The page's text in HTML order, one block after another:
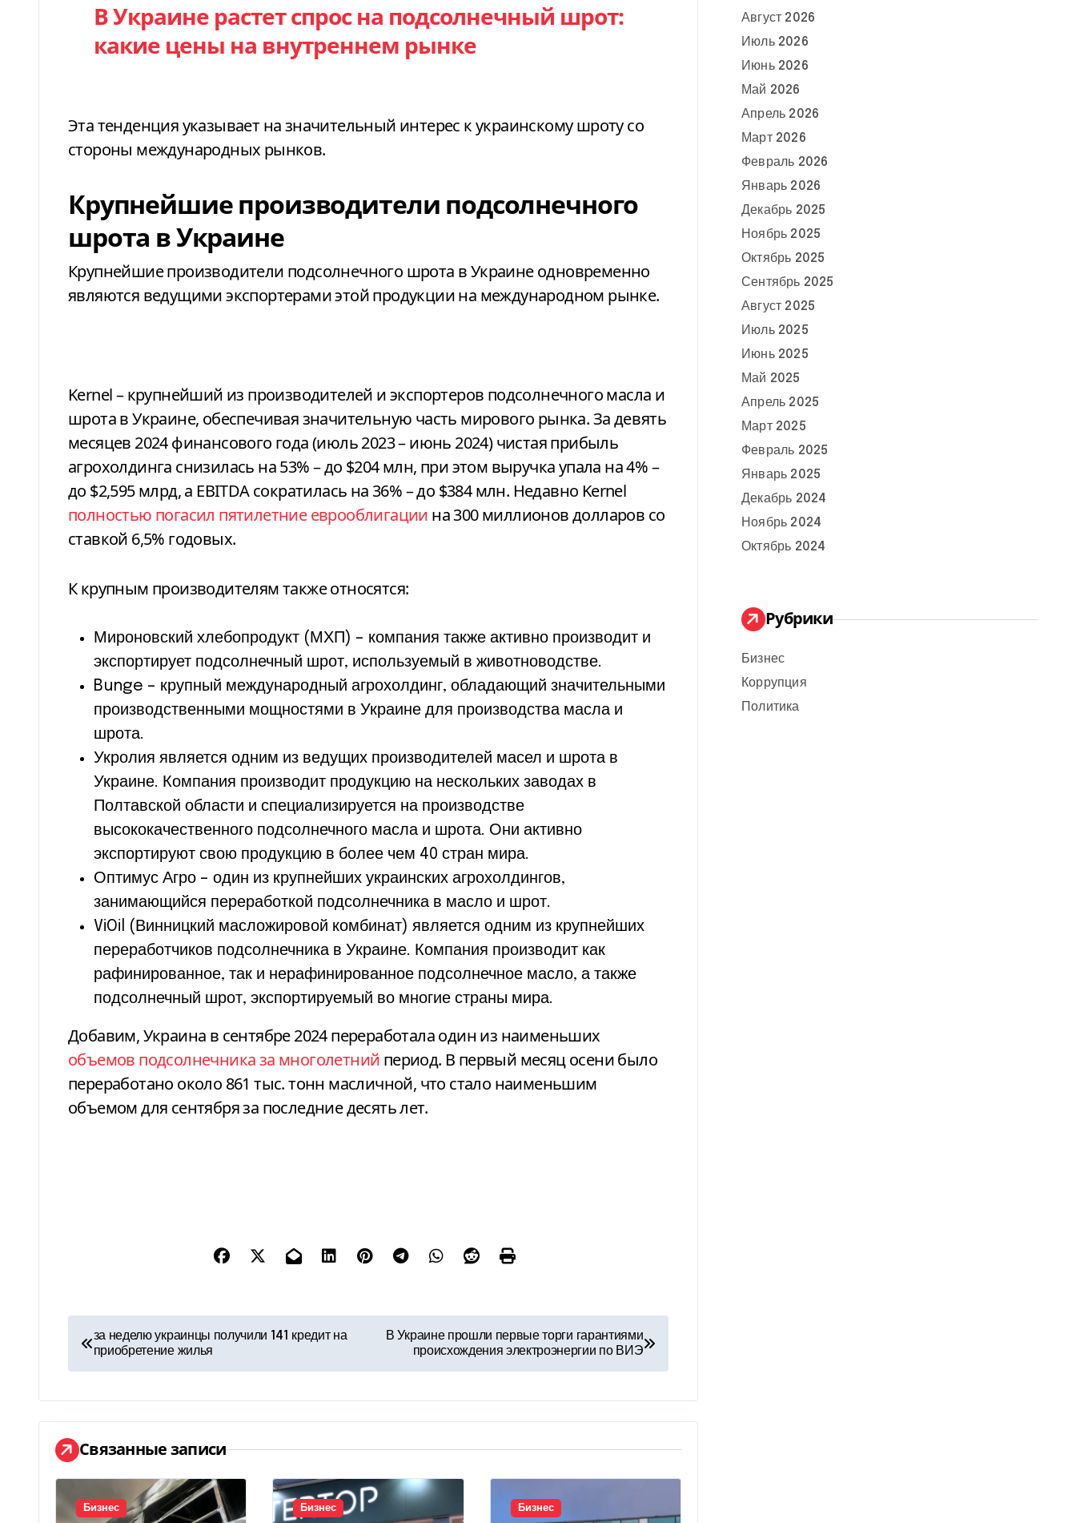
В Украине растет спрос на подсолнечный шрот:
какие цены на внутреннем рынке
Эта тенденция указывает на значительный интерес к украинскому шроту со
стороны международных рынков.
Крупнейшие производители подсолнечного
шрота в Украине
Крупнейшие производители подсолнечного шрота в Украине одновременно
являются ведущими экспортерами этой продукции на международном рынке.
Kernel – крупнейший из производителей и экспортеров подсолнечного масла и
шрота в Украине, обеспечивая значительную часть мирового рынка. За девять
месяцев 2024 финансового года (июль 2023 – июнь 2024) чистая прибыль
агрохолдинга снизилась на 53% – до $204 млн, при этом выручка упала на 4% –
до $2,595 млрд, а EBITDA сократилась на 36% – до $384 млн. Недавно Kernel
полностью погасил пятилетние еврооблигации на 300 миллионов долларов со
ставкой 6,5% годовых.
К крупным производителям также относятся:
Мироновский хлебопродукт (МХП) – компания также активно производит и
экспортирует подсолнечный шрот, используемый в животноводстве.
Bunge – крупный международный агрохолдинг, обладающий значительными
производственными мощностями в Украине для производства масла и
шрота.
Укролия является одним из ведущих производителей масел и шрота в
Украине. Компания производит продукцию на нескольких заводах в
Полтавской области и специализируется на производстве
высококачественного подсолнечного масла и шрота. Они активно
экспортируют свою продукцию в более чем 40 стран мира.
Оптимус Агро – один из крупнейших украинских агрохолдингов,
занимающийся переработкой подсолнечника в масло и шрот.
ViOil (Винницкий масложировой комбинат) является одним из крупнейших
переработчиков подсолнечника в Украине. Компания производит как
рафинированное, так и нерафинированное подсолнечное масло, а также
подсолнечный шрот, экспортируемый во многие страны мира.
Добавим, Украина в сентябре 2024 переработала один из наименьших
объемов подсолнечника за многолетний период. В первый месяц осени было
переработано около 861 тыс. тонн масличной, что стало наименьшим
объемом для сентября за последние десять лет.
Н
а
в
и
г
а
за неделю украинцы получили 141 кредит на
приобретение жилья
В Украине прошли первые торги гарантиями
происхождения электроэнергии по ВИЭ
Связанные записи
Бизнес Бизнес Бизнес
Август 2026
Июль 2026
Июнь 2026
Май 2026
Апрель 2026
Март 2026
Февраль 2026
Январь 2026
Декабрь 2025
Ноябрь 2025
Октябрь 2025
Сентябрь 2025
Август 2025
Июль 2025
Июнь 2025
Май 2025
Апрель 2025
Март 2025
Февраль 2025
Январь 2025
Декабрь 2024
Ноябрь 2024
Октябрь 2024
Рубрики
Бизнес
Коррупция
Политика